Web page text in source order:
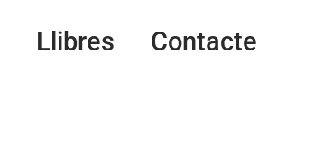
Llibres Contacte